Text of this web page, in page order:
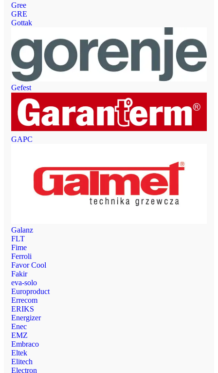
Gree
GRE
Gottak
Gefest
GAPC
Galanz
FLT
Fime
Ferroli
Favor Cool
Fakir
eva-solo
Europroduct
Errecom
ERIKS
Energizer
Enec
EMZ
Embraco
Eltek
Elitech
Electron